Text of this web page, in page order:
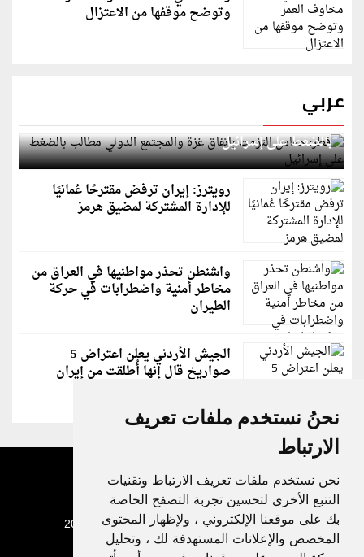
نحنُ نستخدم ملفات تعريف
الارتباط
نحن نستخدم ملفات تعريف الارتباط وتقنيات
التتبع الأخرى لتحسين تجربة التصفح الخاصة
بك على موقعنا الإلكتروني ، ولإظهار المحتوى
المخصص والإعلانات المستهدفة لك ، وتحليل
وتوضح موقفها من الاعتزال
عربي
قطر: حماس التزمت باتفاق غزة والمجتمع الدولي مطالب
بالضغط على إسرائيل
رويترز: إيران ترفض مقترحًا عُمانيًا
للإدارة المشتركة لمضيق هرمز
واشنطن تحذر مواطنيها في العراق من
مخاطر أمنية واضطرابات في حركة
الطيران
الجيش الأردني يعلن اعتراض 5
صواريخ قال إنها أُطلقت من إيران
جميع الحقوق محفوظة لدنيا الوطن © 2003 - 2022